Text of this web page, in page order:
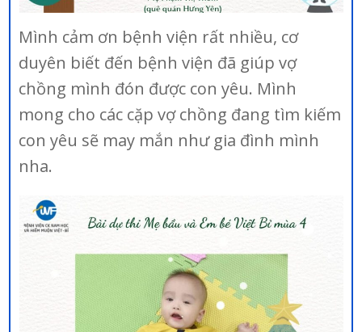
Mình cảm ơn bệnh viện rất nhiều, cơ
duyên biết đến bệnh viện đã giúp vợ
chồng mình đón được con yêu. Mình
mong cho các cặp vợ chồng đang tìm kiếm
con yêu sẽ may mắn như gia đình mình
nha.